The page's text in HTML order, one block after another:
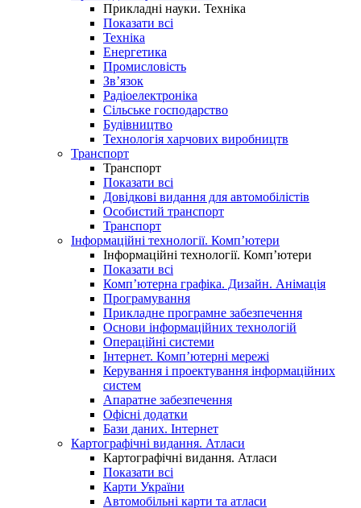
Прикладні науки. Техніка
Показати всі
Техніка
Енергетика
Промисловість
Зв’язок
Радіоелектроніка
Сільське господарство
Будівництво
Технологія харчових виробництв
Транспорт
Транспорт
Показати всі
Довідкові видання для автомобілістів
Особистий транспорт
Транспорт
Інформаційні технології. Комп’ютери
Інформаційні технології. Комп’ютери
Показати всі
Комп’ютерна графіка. Дизайн. Анімація
Програмування
Прикладне програмне забезпечення
Основи інформаційних технологій
Операційні системи
Інтернет. Комп’ютерні мережі
Керування і проектування інформаційних
систем
Апаратне забезпечення
Офісні додатки
Бази даних. Інтернет
Картографічні видання. Атласи
Картографічні видання. Атласи
Показати всі
Карти України
Автомобільні карти та атласи